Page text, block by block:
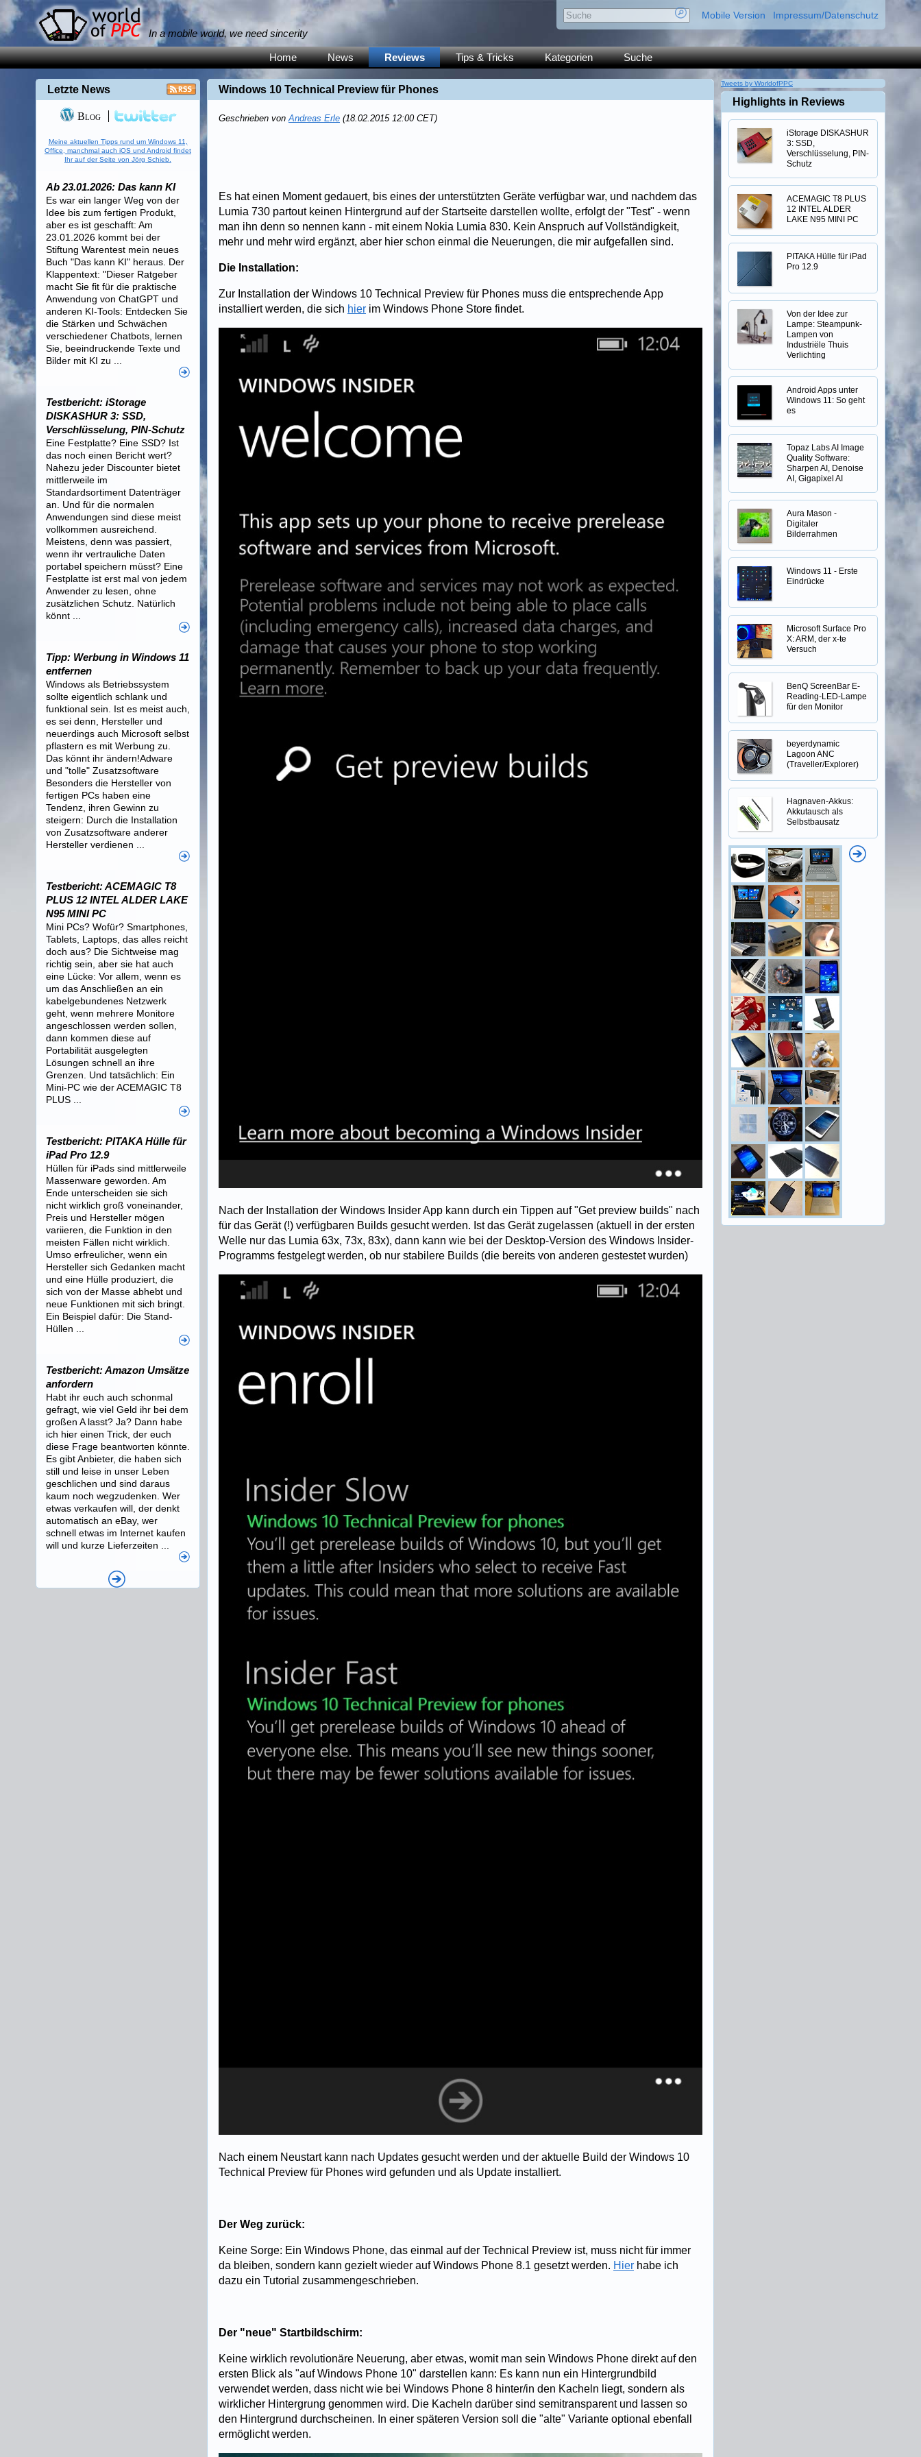
In a mobile world, we need sincerity
Mobile Version Impressum/Datenschutz
Home News Reviews Tips & Tricks Kategorien Suche
Windows 10 Technical Preview für Phones
Geschrieben vonAndreas Erle (18.02.2015 12:00 CET)
Es hat einen Moment gedauert, bis eines der unterstützten Geräte verfügbar war, und nachdem das
Lumia 730 partout keinen Hintergrund auf der Startseite darstellen wollte, erfolgt der "Test" - wenn
man ihn denn so nennen kann - mit einem Nokia Lumia 830. Kein Anspruch auf Vollständigkeit,
mehr und mehr wird ergänzt, aber hier schon einmal die Neuerungen, die mir aufgefallen sind.
Die Installation:
Zur Installation der Windows 10 Technical Preview für Phones muss die entsprechende App
installiert werden, die sich hier im Windows Phone Store findet.
Nach der Installation der Windows Insider App kann durch ein Tippen auf "Get preview builds" nach
für das Gerät (!) verfügbaren Builds gesucht werden. Ist das Gerät zugelassen (aktuell in der ersten
Welle nur das Lumia 63x, 73x, 83x), dann kann wie bei der Desktop-Version des Windows Insider-
Programms festgelegt werden, ob nur stabilere Builds (die bereits von anderen gestestet wurden)
Nach einem Neustart kann nach Updates gesucht werden und der aktuelle Build der Windows 10
Technical Preview für Phones wird gefunden und als Update installiert.
Der Weg zurück:
Keine Sorge: Ein Windows Phone, das einmal auf der Technical Preview ist, muss nicht für immer
da bleiben, sondern kann gezielt wieder auf Windows Phone 8.1 gesetzt werden. Hier habe ich
dazu ein Tutorial zusammengeschrieben.
Der "neue" Startbildschirm:
Keine wirklich revolutionäre Neuerung, aber etwas, womit man sein Windows Phone direkt auf den
ersten Blick als "auf Windows Phone 10" darstellen kann: Es kann nun ein Hintergrundbild
verwendet werden, dass nicht wie bei Windows Phone 8 hinter/in den Kacheln liegt, sondern als
wirklicher Hintergrung genommen wird. Die Kacheln darüber sind semitransparent und lassen so
den Hintergrund durchscheinen. In einer späteren Version soll die "alte" Variante optional ebenfall
ermöglicht werden.
Letzte News
Blog
Meine aktuellen Tipps rund um Windows 11,
Office, manchmal auch iOS und Android findet
Ihr auf der Seite von Jörg Schieb.
Ab 23.01.2026: Das kann KI
Es war ein langer Weg von der
Idee bis zum fertigen Produkt,
aber es ist geschafft: Am
23.01.2026 kommt bei der
Stiftung Warentest mein neues
Buch "Das kann KI" heraus. Der
Klappentext: "Dieser Ratgeber
macht Sie fit für die praktische
Anwendung von ChatGPT und
anderen KI-Tools: Entdecken Sie
die Stärken und Schwächen
verschiedener Chatbots, lernen
Sie, beeindruckende Texte und
Bilder mit KI zu ...
Testbericht: iStorage
DISKASHUR 3: SSD,
Verschlüsselung, PIN-Schutz
Eine Festplatte? Eine SSD? Ist
das noch einen Bericht wert?
Nahezu jeder Discounter bietet
mittlerweile im
Standardsortiment Datenträger
an. Und für die normalen
Anwendungen sind diese meist
vollkommen ausreichend.
Meistens, denn was passiert,
wenn ihr vertrauliche Daten
portabel speichern müsst? Eine
Festplatte ist erst mal von jedem
Anwender zu lesen, ohne
zusätzlichen Schutz. Natürlich
könnt ...
Tipp: Werbung in Windows 11
entfernen
Windows als Betriebssystem
sollte eigentlich schlank und
funktional sein. Ist es meist auch,
es sei denn, Hersteller und
neuerdings auch Microsoft selbst
pflastern es mit Werbung zu.
Das könnt ihr ändern!Adware
und "tolle" Zusatzsoftware
Besonders die Hersteller von
fertigen PCs haben eine
Tendenz, ihren Gewinn zu
steigern: Durch die Installation
von Zusatzsoftware anderer
Hersteller verdienen ...
Testbericht: ACEMAGIC T8
PLUS 12 INTEL ALDER LAKE
N95 MINI PC
Mini PCs? Wofür? Smartphones,
Tablets, Laptops, das alles reicht
doch aus? Die Sichtweise mag
richtig sein, aber sie hat auch
eine Lücke: Vor allem, wenn es
um das Anschließen an ein
kabelgebundenes Netzwerk
geht, wenn mehrere Monitore
angeschlossen werden sollen,
dann kommen diese auf
Portabilität ausgelegten
Lösungen schnell an ihre
Grenzen. Und tatsächlich: Ein
Mini-PC wie der ACEMAGIC T8
PLUS ...
Testbericht: PITAKA Hülle für
iPad Pro 12.9
Hüllen für iPads sind mittlerweile
Massenware geworden. Am
Ende unterscheiden sie sich
nicht wirklich groß voneinander,
Preis und Hersteller mögen
variieren, die Funktion in den
meisten Fällen nicht wirklich.
Umso erfreulicher, wenn ein
Hersteller sich Gedanken macht
und eine Hülle produziert, die
sich von der Masse abhebt und
neue Funktionen mit sich bringt.
Ein Beispiel dafür: Die Stand-
Hüllen ...
Testbericht: Amazon Umsätze
anfordern
Habt ihr euch auch schonmal
gefragt, wie viel Geld ihr bei dem
großen A lasst? Ja? Dann habe
ich hier einen Trick, der euch
diese Frage beantworten könnte.
Es gibt Anbieter, die haben sich
still und leise in unser Leben
geschlichen und sind daraus
kaum noch wegzudenken. Wer
etwas verkaufen will, der denkt
automatisch an eBay, wer
schnell etwas im Internet kaufen
will und kurze Lieferzeiten ...
Tweets by WorldofPPC
Highlights in Reviews
iStorage DISKASHUR
3: SSD,
Verschlüsselung, PIN-
Schutz
ACEMAGIC T8 PLUS
12 INTEL ALDER
LAKE N95 MINI PC
PITAKA Hülle für iPad
Pro 12.9
Von der Idee zur
Lampe: Steampunk-
Lampen von
Industriële Thuis
Verlichting
Android Apps unter
Windows 11: So geht
es
Topaz Labs AI Image
Quality Software:
Sharpen AI, Denoise
AI, Gigapixel AI
Aura Mason -
Digitaler
Bilderrahmen
Windows 11 - Erste
Eindrücke
Microsoft Surface Pro
X: ARM, der x-te
Versuch
BenQ ScreenBar E-
Reading-LED-Lampe
für den Monitor
beyerdynamic
Lagoon ANC
(Traveller/Explorer)
Hagnaven-Akkus:
Akkutausch als
Selbstbausatz